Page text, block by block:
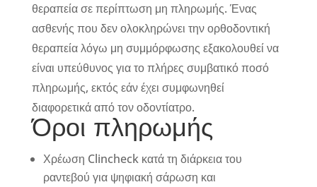
θεραπεία σε περίπτωση μη πληρωμής. Ένας
ασθενής που δεν ολοκληρώνει την ορθοδοντική
θεραπεία λόγω μη συμμόρφωσης εξακολουθεί να
είναι υπεύθυνος για το πλήρες συμβατικό ποσό
πληρωμής, εκτός εάν έχει συμφωνηθεί
διαφορετικά από τον οδοντίατρο.
Όροι πληρωμής
Χρέωση Clincheck κατά τη διάρκεια του
ραντεβού για ψηφιακή σάρωση και